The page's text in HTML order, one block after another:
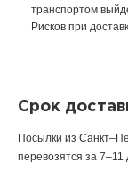
транспортом
Рисков при
Срок
Посылки из
перевозятся за 7–11